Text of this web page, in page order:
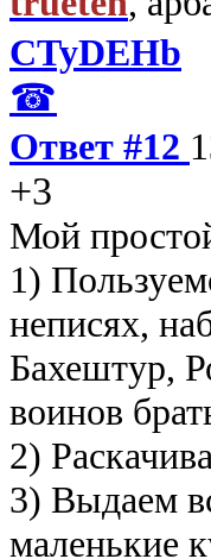
CTyDEHb
☎
Ответ #12
+3
Мой
1)
неписях,
Бахештур,
воинов
2)
3) Выдаем
маленькие